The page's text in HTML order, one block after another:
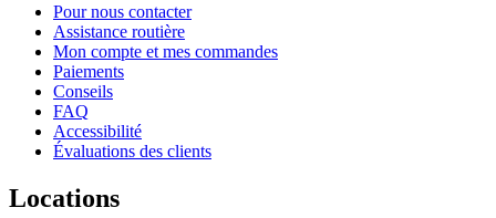
Pour nous contacter
Assistance routière
Mon compte et mes commandes
Paiements
Conseils
FAQ
Accessibilité
Évaluations des clients
Locations